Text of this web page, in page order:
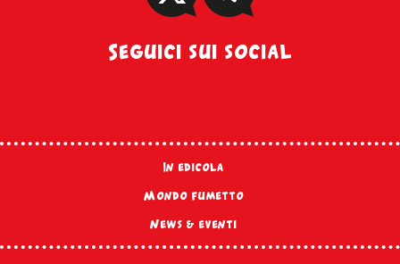
Seguici sui social
In edicola
Mondo fumetto
News & eventi